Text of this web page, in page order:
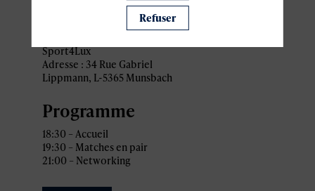
Sport4Lux
Adresse : 34 Rue Gabriel
Lippmann, L-5365 Munsbach
Programme
18:30 – Accueil
19:30 – Matches en pair
21:00 – Networking
Refuser